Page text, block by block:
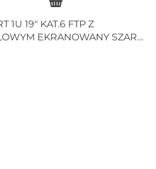
1U 19" KAT.6 FTP Z
EKRANOWANY SZARY